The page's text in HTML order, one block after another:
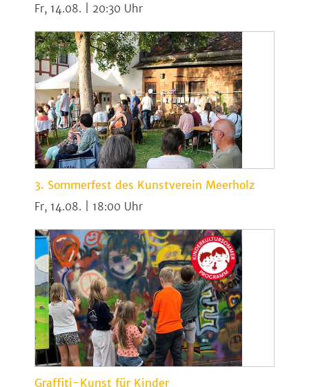
Fr, 14.08. | 20:30
3. Sommerfest des Kunstverein Meerholz
Fr, 14.08. | 18:00
Graffiti-Kunst für Kinder